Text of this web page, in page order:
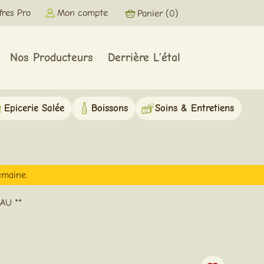
Pro Mon compte Panier (0)
Nos Producteurs Derrière L’étal
Epicerie Salée Boissons Soins & Entretiens
**